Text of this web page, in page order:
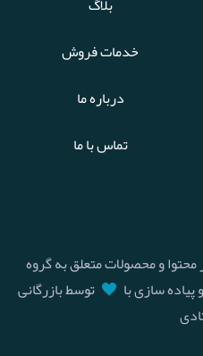
خدمات فروش
درباره ما
تماس با ما
و محصولات متعلق به گروه
سازی با
توسط بازرگانی